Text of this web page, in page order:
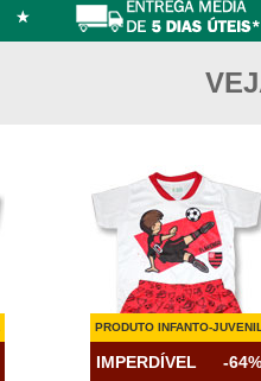
IMPERDÍVEL -64%
PRODUTO INFANTO-